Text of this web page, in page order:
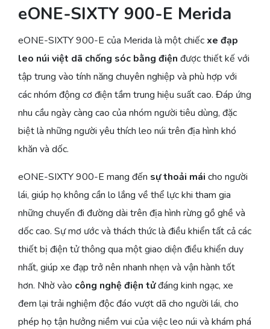
eONE-SIXTY 900-E Merida
eONE-SIXTY 900-E của Merida là một chiếc xe đạp
leo núi việt dã chống sóc bằng điện được thiết kế với
tập trung vào tính năng chuyên nghiệp và phù hợp với
các nhóm động cơ điện tầm trung hiệu suất cao. Đáp ứng
nhu cầu ngày càng cao của nhóm người tiêu dùng, đặc
biệt là những người yêu thích leo núi trên địa hình khó
khăn và dốc.
eONE-SIXTY 900-E mang đến sự thoải mái cho người
lái, giúp họ không cần lo lắng về thể lực khi tham gia
những chuyến đi đường dài trên địa hình rừng gồ ghề và
dốc cao. Sự mơ ước và thách thức là điều khiển tất cả các
thiết bị điện tử thông qua một giao diện điều khiển duy
nhất, giúp xe đạp trở nên nhanh nhẹn và vận hành tốt
hơn. Nhờ vào công nghệ điện tửđáng kinh ngạc, xe
đem lại trải nghiệm độc đáo vượt dã cho người lái, cho
phép họ tận hưởng niềm vui của việc leo núi và khám phá